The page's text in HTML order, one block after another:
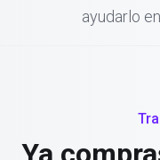
ayudarlo